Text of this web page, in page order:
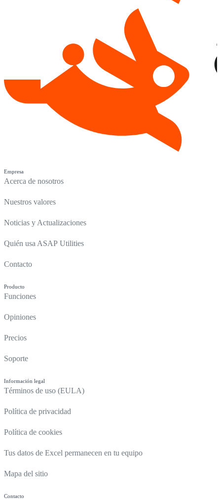
Empresa
Acerca de nosotros
Nuestros valores
Noticias y Actualizaciones
Quién usa ASAP Utilities
Contacto
Producto
Funciones
Opiniones
Precios
Soporte
Información legal
Términos de uso (EULA)
Política de privacidad
Política de cookies
Tus datos de Excel permanecen en tu equipo
Mapa del sitio
Contacto